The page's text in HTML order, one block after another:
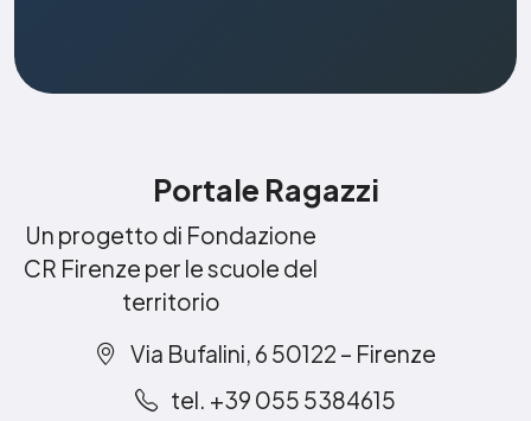
Portale Ragazzi
Un progetto di Fondazione
CR Firenze per le scuole del
territorio
Via Bufalini, 6 50122 – Firenze
tel. +39 055 5384615